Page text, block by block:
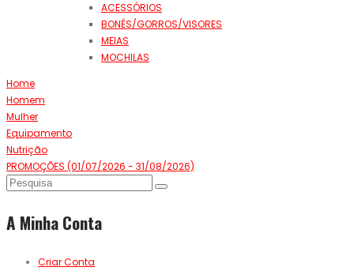
ACESSÓRIOS
BONÉS/GORROS/VISORES
MEIAS
MOCHILAS
Home
Homem
Mulher
Equipamento
Nutrição
PROMOÇÕES (01/07/2026 - 31/08/2026)
A Minha Conta
Criar Conta